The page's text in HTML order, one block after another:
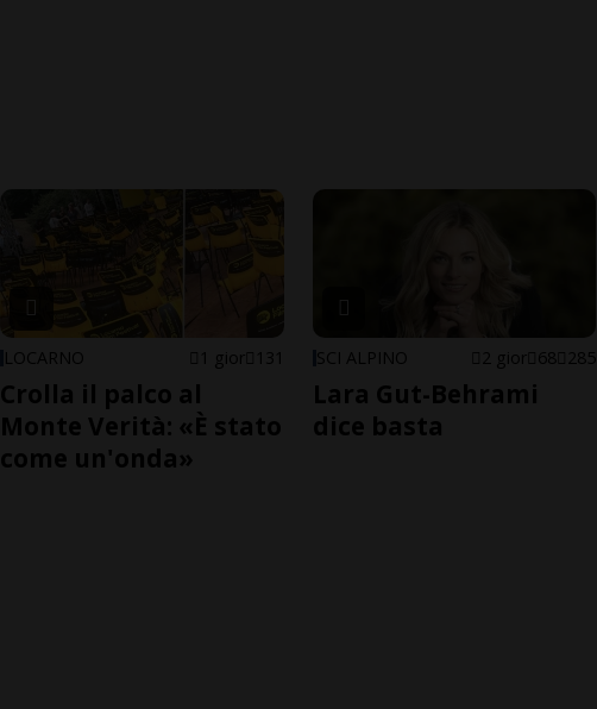
LOCARNO 1 gior 131
Crolla il palco al
Monte Verità: «È stato
come un'onda»
SCI ALPINO 2 gior 68 285
Lara Gut-Behrami
dice basta